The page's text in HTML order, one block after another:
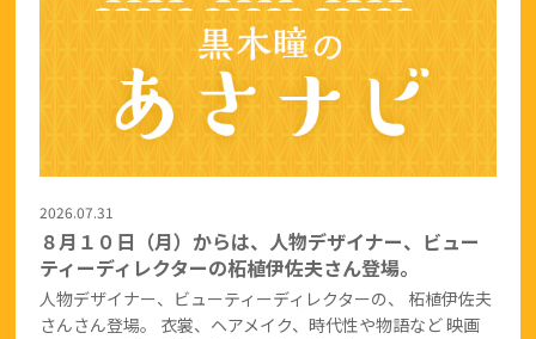
2026.07.31
８月１０日（月）からは、人物デザイナー、ビュー
ティーディレクターの柘植伊佐夫さん登場。
人物デザイナー、ビューティーディレクターの、 柘植伊佐夫
さんさん登場。 衣裳、ヘアメイク、時代性や物語など 映画